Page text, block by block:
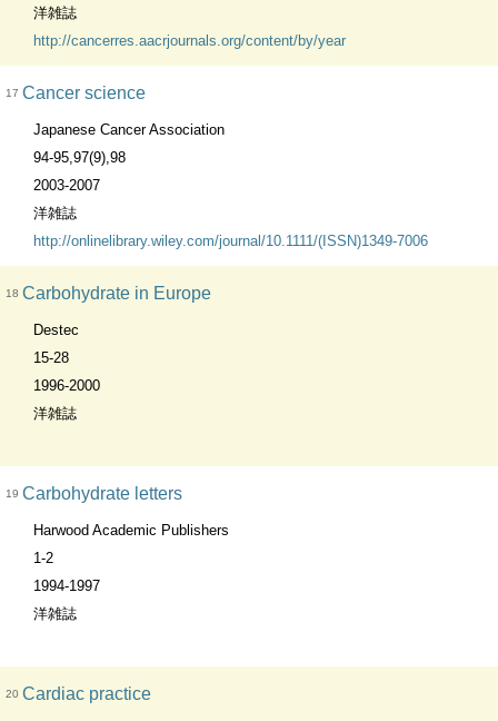
洋雑誌
http://cancerres.aacrjournals.org/content/by/year
17 Cancer science
Japanese Cancer Association
94-95,97(9),98
2003-2007
洋雑誌
http://onlinelibrary.wiley.com/journal/10.1111/(ISSN)1349-7006
18 Carbohydrate in Europe
Destec
15-28
1996-2000
洋雑誌
19 Carbohydrate letters
Harwood Academic Publishers
1-2
1994-1997
洋雑誌
20 Cardiac practice